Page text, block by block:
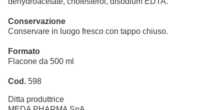
Conservazione
Conservare in luogo fresco con tappo chiuso.
Formato
Flacone da 500 ml
Cod. 598
Ditta produttrice